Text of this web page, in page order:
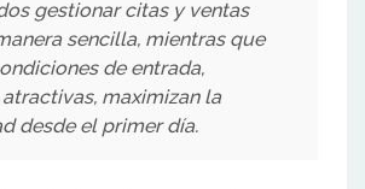
gestionar citas y ventas
sencilla, mientras que
de entrada,
maximizan la
desde el primer día.